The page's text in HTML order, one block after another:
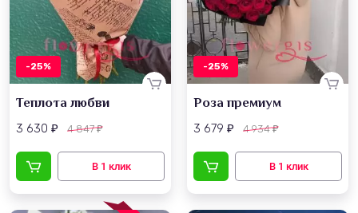
-25%
Теплота любви
3 630 ₽ 4 847₽
-25%
Роза премиум
3 679 ₽ 4 934₽